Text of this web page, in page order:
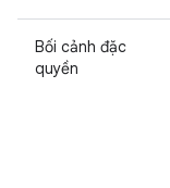
Bối cảnh đặc
quyền